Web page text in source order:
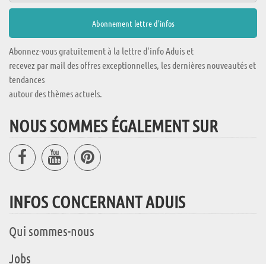
Abonnez-vous gratuitement à la lettre d'info Aduis et
recevez par mail des offres exceptionnelles, les dernières nouveautés et
tendances
autour des thèmes actuels.
NOUS SOMMES ÉGALEMENT SUR
INFOS CONCERNANT ADUIS
Qui sommes-nous
Jobs